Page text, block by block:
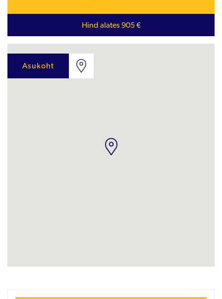
Hind alates 905 €
Asukoht